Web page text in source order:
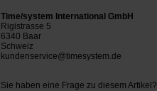
Time/system International GmbH
Rigistrasse 5
6340 Baar
Schweiz
kundenservice@timesystem.de
Sie haben eine Frage zu diesem Artikel?